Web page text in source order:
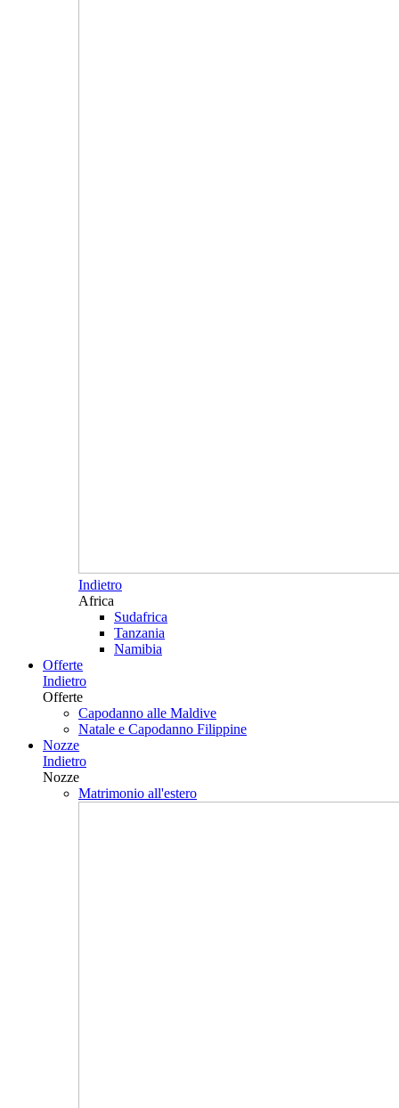
Indietro
Africa
Sudafrica
Tanzania
Namibia
Offerte
Indietro
Offerte
Capodanno alle Maldive
Natale e Capodanno Filippine
Nozze
Indietro
Nozze
Matrimonio all'estero